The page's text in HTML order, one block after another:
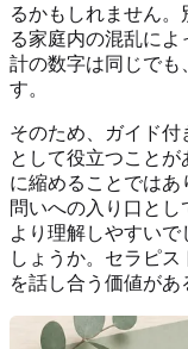
るかもしれません
る家庭内の混乱に
計の数字は同じでも
す。
そのため、ガイド付
として役立つこと
に縮めることでは
問いへの入り口と
より理解しやすい
しょうか。セラピ
を話し合う価値があ